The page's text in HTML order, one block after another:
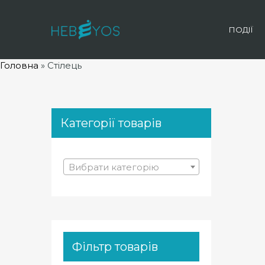
ПОДІЇ
Головна » Стілець
Категорії товарів
Вибрати категорію
Фільтр товарів